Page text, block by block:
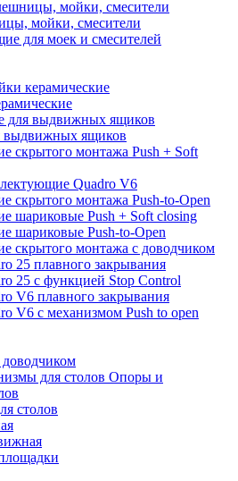
мойки, смесители
для моек и смесителей
керамические
выдвижных ящиков
скрытого монтажа Push + Soft
Quadro V6
скрытого монтажа Push-to-Open
шариковые Push + Soft closing
шариковые Push-to-Open
скрытого монтажа с доводчиком
25 плавного закрывания
25 с функцией Stop Control
V6 плавного закрывания
V6 с механизмом Push to open
Опоры и
столов